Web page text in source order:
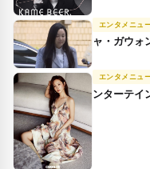
エンタメニュ
ャ・ガウォ
エンタメニュ
ンターテイ